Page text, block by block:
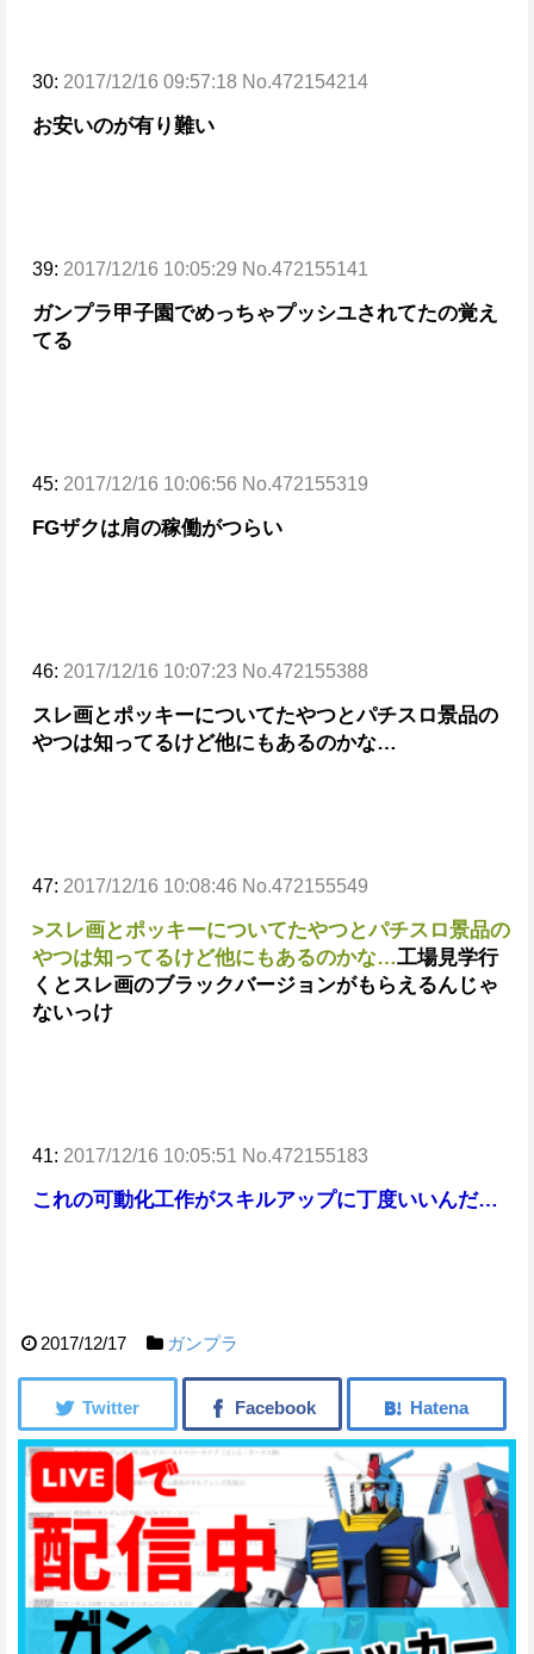
30: 2017/12/16 09:57:18 No.472154214
お安いのが有り難い
39: 2017/12/16 10:05:29 No.472155141
ガンプラ甲子園でめっちゃプッシユされてたの覚え
てる
45: 2017/12/16 10:06:56 No.472155319
FGザクは肩の稼働がつらい
46: 2017/12/16 10:07:23 No.472155388
スレ画とポッキーについてたやつとパチスロ景品の
やつは知ってるけど他にもあるのかな…
47: 2017/12/16 10:08:46 No.472155549
>スレ画とポッキーについてたやつとパチスロ景品の
やつは知ってるけど他にもあるのかな…工場見学行
くとスレ画のブラックバージョンがもらえるんじゃ
ないっけ
41: 2017/12/16 10:05:51 No.472155183
これの可動化工作がスキルアップに丁度いいんだ…
2017/12/17 ガンプラ